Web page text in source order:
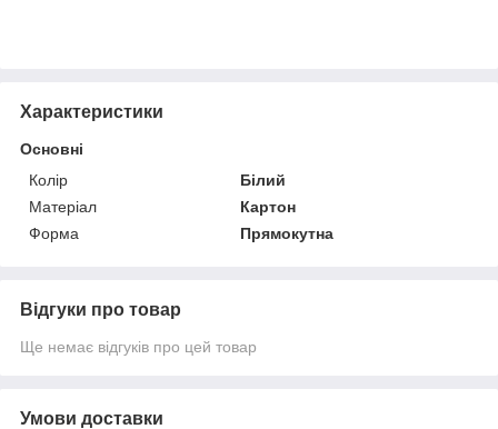
Характеристики
Основні
Колір
Білий
Матеріал
Картон
Форма
Прямокутна
Відгуки про товар
Ще немає відгуків про цей товар
Умови доставки